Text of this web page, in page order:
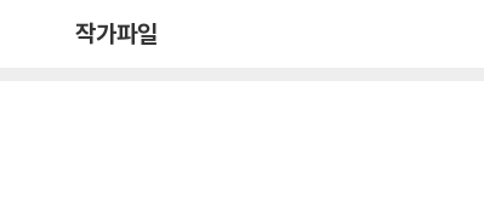
작가파일